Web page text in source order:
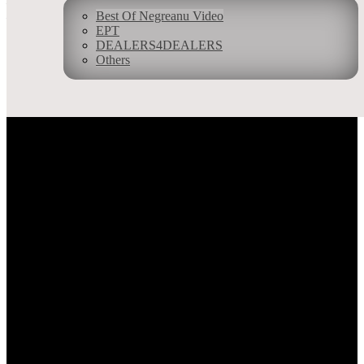
Best Of Negreanu Video
EPT
DEALERS4DEALERS
Others
že vaša prítomnosť je v klube veľmi ocenená. Zamestnanci sú veľmi
motivovaní poskytovať najlepšie služby. Tu je to naozaj o hráčovi.
Skutočnosť, že toto kasíno je otvorená 24 hodín denne a 7 dní v
týždni spolu s barom a reštauráciou. Toto všetko robí Kings kasíno
naozaj jedinečným. Najpôsobivejšou črtou Kings je však pokrová
cash game v okolí. Určite odporúčam toto miesto navštíviť